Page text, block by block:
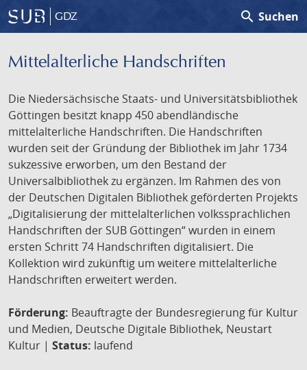
GDZ search Suchen
Mittelalterliche Handschriften
Die Niedersächsische Staats- und Universitätsbibliothek
Göttingen besitzt knapp 450 abendländische
mittelalterliche Handschriften. Die Handschriften
wurden seit der Gründung der Bibliothek im Jahr 1734
sukzessive erworben, um den Bestand der
Universalbibliothek zu ergänzen. Im Rahmen des von
der Deutschen Digitalen Bibliothek geförderten Projekts
„Digitalisierung der mittelalterlichen volkssprachlichen
Handschriften der SUB Göttingen“ wurden in einem
ersten Schritt 74 Handschriften digitalisiert. Die
Kollektion wird zukünftig um weitere mittelalterliche
Handschriften erweitert werden.
Förderung: Beauftragte der Bundesregierung für Kultur
und Medien, Deutsche Digitale Bibliothek, Neustart
Kultur | Status: laufend